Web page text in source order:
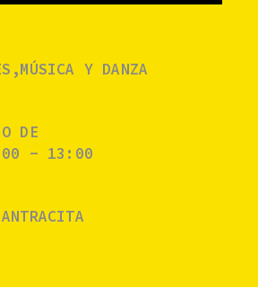
Y DANZA
DE
- 13:00